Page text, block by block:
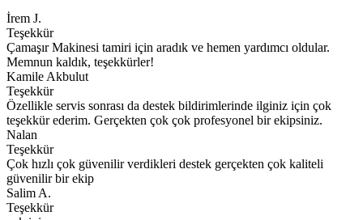
İrem J.
Teşekkür
Çamaşır Makinesi tamiri için aradık ve hemen yardımcı oldular.
Memnun kaldık, teşekkürler!
Kamile Akbulut
Teşekkür
Özellikle servis sonrası da destek bildirimlerinde ilginiz için çok
teşekkür ederim. Gerçekten çok çok profesyonel bir ekipsiniz.
Nalan
Teşekkür
Çok hızlı çok güvenilir verdikleri destek gerçekten çok kaliteli
güvenilir bir ekip
Salim A.
Teşekkür